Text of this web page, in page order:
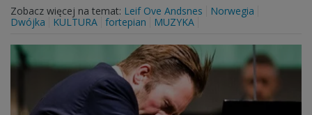
Zobacz więcej na temat: Leif Ove Andsnes
Norwegia
Dwójka
KULTURA fortepian MUZYKA